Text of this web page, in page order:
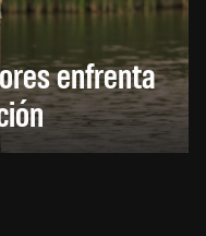
enfrenta